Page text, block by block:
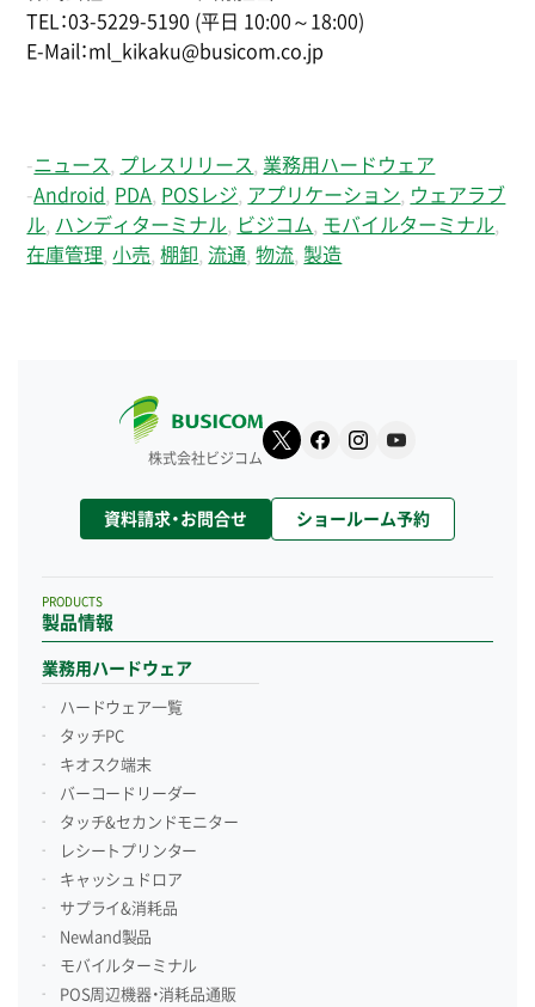
TEL：03-5229-5190 (平日 10:00～18:00)
E-Mail：ml_kikaku@busicom.co.jp
- ニュース プレスリリース
業務用ハードウェア
-Android PDA POSレジ アプリケーション
ウェアラブ
ル
ハンディターミナル ビジコム モバイルターミナル
在庫管理 ,小売 ,棚卸 ,流通 ,物流 製造
株式会社ビジコム
資料請求・お問合せ ショールーム予約
製品情報
PRODUCTS
業務用ハードウェア
ハードウェア一覧
タッチPC
キオスク端末
バーコードリーダー
タッチ&セカンドモニター
レシートプリンター
キャッシュドロア
サプライ&消耗品
Newland製品
モバイルターミナル
POS周辺機器・消耗品通販